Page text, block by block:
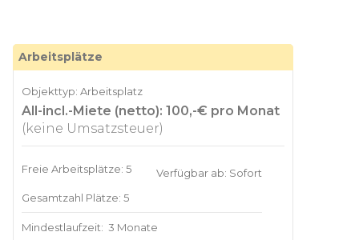
Arbeitsplätze
Objekttyp: Arbeitsplatz
All-incl.-Miete (netto): 100,-€ pro Monat
(keine Umsatzsteuer)
Freie Arbeitsplätze: 5
Gesamtzahl Plätze: 5
Verfügbar ab: Sofort
Mindestlaufzeit: 3 Monate